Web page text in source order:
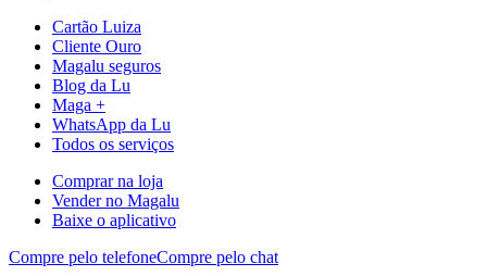
Cartão Luiza
Cliente Ouro
Magalu seguros
Blog da Lu
Maga +
WhatsApp da Lu
Todos os serviços
Comprar na loja
Vender no Magalu
Baixe o aplicativo
Compre pelo telefoneCompre pelo chat